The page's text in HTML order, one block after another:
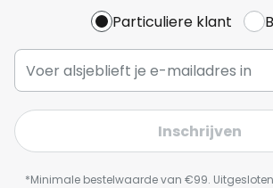
Particuliere klant
Inschrijven
*Minimale bestelwaarde van €99.